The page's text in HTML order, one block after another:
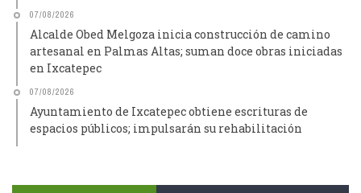
07/08/2026
Alcalde Obed Melgoza inicia construcción de camino
artesanal en Palmas Altas; suman doce obras iniciadas
en Ixcatepec
07/08/2026
Ayuntamiento de Ixcatepec obtiene escrituras de
espacios públicos; impulsarán su rehabilitación